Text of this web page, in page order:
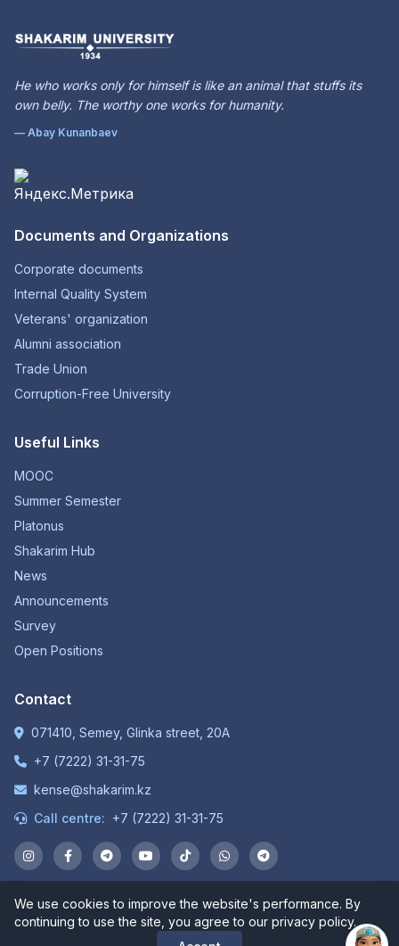
He who works only for himself is like an animal that stuffs its
own belly. The worthy one works for humanity.
— Abay Kunanbaev
Documents and Organizations
Corporate documents
Internal Quality System
Veterans' organization
Alumni association
Trade Union
Corruption-Free University
Useful Links
MOOC
Summer Semester
Platonus
Shakarim Hub
News
Announcements
Survey
Open Positions
Contact
071410, Semey, Glinka street, 20A
+7 (7222) 31-31-75
kense@shakarim.kz
Call centre: +7 (7222) 31-31-75
© 1934-2026 NP JSC "Shakarim University". All rights
reserved.
We use cookies to improve the website's performance. By
continuing to use the site, you agree to our privacy policy.